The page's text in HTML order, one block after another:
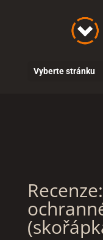
Vyberte stránku